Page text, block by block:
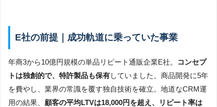
E社の前提｜成功軌道に乗っていた事業
年商3から10億円規模の単品リピート通販企業E社。
コンセプ
トは独創的で、特許製品も保有していました。商品開発に5年
を費やし、業界の常識を覆す独自技術を確立。地道なCRM運
用の結果、 顧客の平均LTVは18,000円を超え、リピート率は